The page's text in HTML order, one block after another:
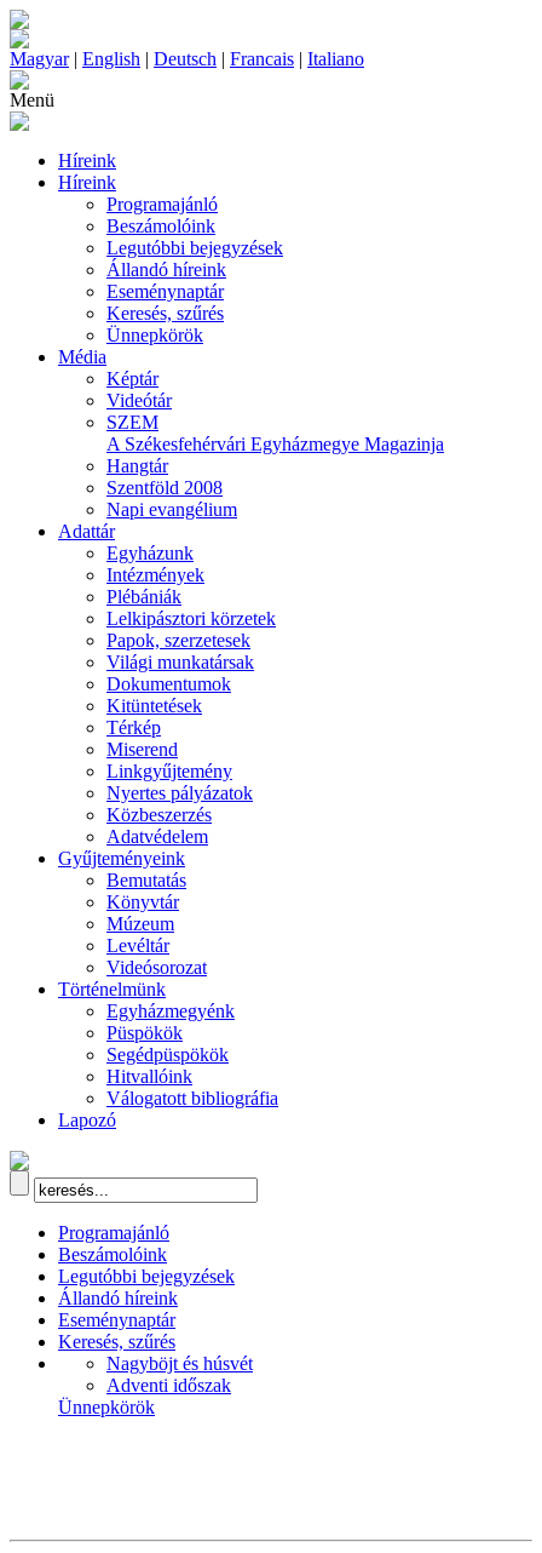
Magyar| English | Deutsch | Francais | Italiano
Menü
Híreink
Híreink
Programajánló
Beszámolóink
Legutóbbi bejegyzések
Állandó híreink
Eseménynaptár
Keresés, szűrés
Ünnepkörök
Média
Képtár
Videótár
SZEM
A Székesfehérvári Egyházmegye Magazinja
Hangtár
Szentföld 2008
Napi evangélium
Adattár
Egyházunk
Intézmények
Plébániák
Lelkipásztori körzetek
Papok, szerzetesek
Világi munkatársak
Dokumentumok
Kitüntetések
Térkép
Miserend
Linkgyűjtemény
Nyertes pályázatok
Közbeszerzés
Adatvédelem
Gyűjteményeink
Bemutatás
Könyvtár
Múzeum
Levéltár
Videósorozat
Történelmünk
Egyházmegyénk
Püspökök
Segédpüspökök
Hitvallóink
Válogatott bibliográfia
Lapozó
Programajánló
Beszámolóink
Legutóbbi bejegyzések
Állandó híreink
Eseménynaptár
Keresés, szűrés
Nagyböjt és húsvét
Adventi időszak
Ünnepkörök